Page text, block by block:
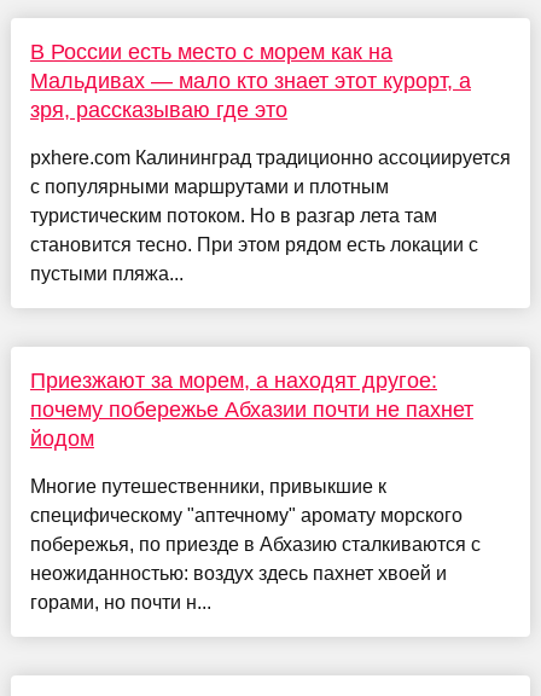
В России есть место с морем как на
Мальдивах — мало кто знает этот курорт, а
зря, рассказываю где это
pxhere.com Калининград традиционно ассоциируется
с популярными маршрутами и плотным
туристическим потоком. Но в разгар лета там
становится тесно. При этом рядом есть локации с
пустыми пляжа...
Приезжают за морем, а находят другое:
почему побережье Абхазии почти не пахнет
йодом
Многие путешественники, привыкшие к
специфическому "аптечному" аромату морского
побережья, по приезде в Абхазию сталкиваются с
неожиданностью: воздух здесь пахнет хвоей и
горами, но почти н...